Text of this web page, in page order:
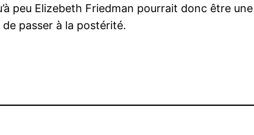
peu Elizebeth Friedman pourrait donc être
passer à la postérité.